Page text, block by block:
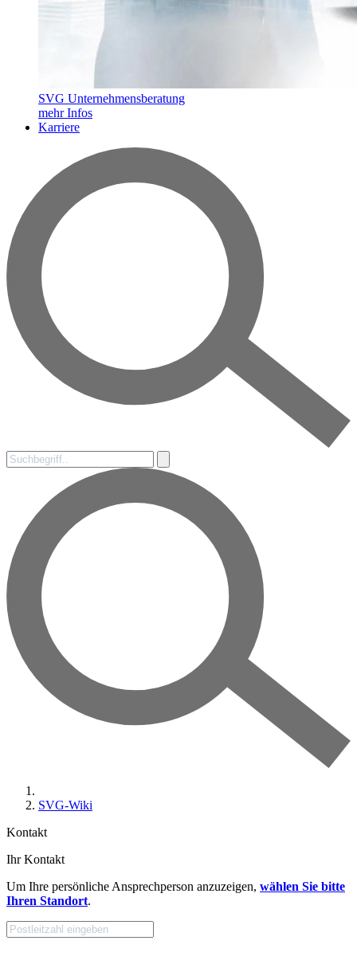
SVG Unternehmensberatung
mehr Infos
Karriere
SVG-Wiki
Kontakt
Ihr Kontakt
Um Ihre persönliche Ansprechperson anzuzeigen, wählen Sie bitte
Ihren Standort.